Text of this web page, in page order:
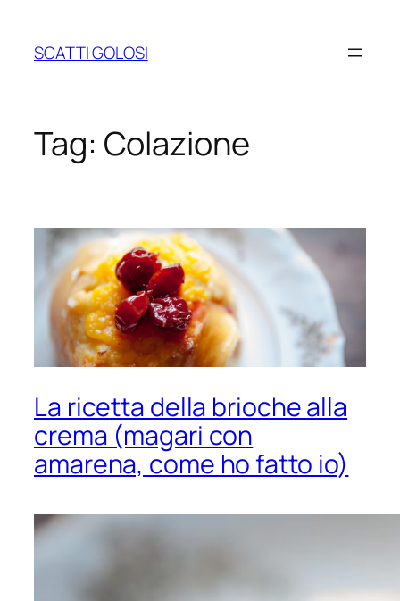
contenuto
SCATTI GOLOSI
Tag: Colazione
La ricetta della brioche alla
crema (magari con
amarena, come ho fatto io)